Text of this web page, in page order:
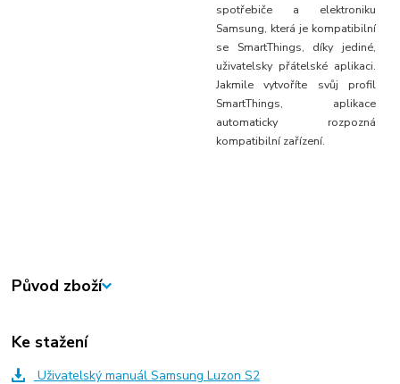
spotřebiče a elektroniku
Samsung, která je kompatibilní
se SmartThings, díky jediné,
uživatelsky přátelské aplikaci.
Jakmile vytvoříte svůj profil
SmartThings, aplikace
automaticky rozpozná
kompatibilní zařízení.
Původ zboží
Ke stažení
Uživatelský manuál Samsung Luzon S2